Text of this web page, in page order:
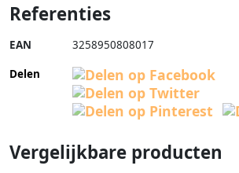
Referenties
EAN 3258950808017
Delen
Vergelijkbare producten